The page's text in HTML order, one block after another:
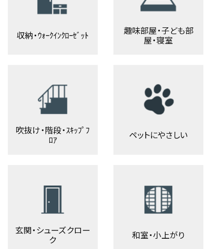
収納・ｳｫｰｸｲﾝｸﾛｰｾﾞｯﾄ
趣味部屋・子ども部
屋・寝室
吹抜け・階段・ｽｷｯﾌﾟﾌ
ﾛｱ
ペットにやさしい
玄関・シューズクロー
ク
和室・小上がり